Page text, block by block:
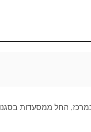
החל ממסעדות